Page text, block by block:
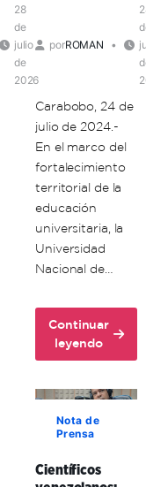
28
de
julio
de
2026
porROMAN
Carabobo, 24 de
julio de 2024.-
En el marco del
fortalecimiento
territorial de la
educación
universitaria, la
Universidad
Nacional de…
Continuar
leyendo
about
Unacom
enlaces
formativos
en
fortalecen
Nota de
Prensa
Científicos